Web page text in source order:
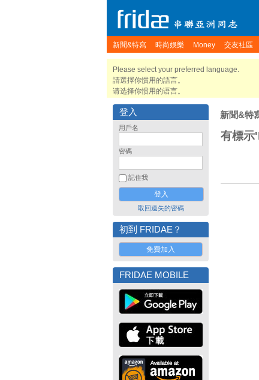
新聞&特寫 時尚娛樂 Money 交友社區
Please select your preferred language.
請選擇你慣用的語言。
请选择你惯用的语言。
登入
用戶名
密碼
記住我
取回遺失的密碼
初到 FRIDAE？
免費加入
FRIDAE MOBILE
新聞&特
有標